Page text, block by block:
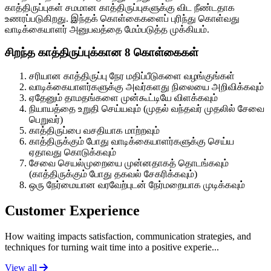
காத்திருப்புகள் சமமான காத்திருப்புகளுக்கு விட நீண்டதாக
உணரப்படுகிறது. இந்தக் கொள்கைகளைப் புரிந்து கொள்வது
வாடிக்கையாளர் அனுபவத்தை மேம்படுத்த முக்கியம்.
சிறந்த காத்திருப்புக்கான 8 கொள்கைகள்
சரியான காத்திருப்பு நேர மதிப்பீடுகளை வழங்குங்கள்
வாடிக்கையாளர்களுக்கு அவர்களது நிலையை அறிவிக்கவும்
ஏதேனும் தாமதங்களை முன்கூட்டியே விளக்கவும்
நியாயத்தை உறுதி செய்யவும் (முதல் வந்தவர் முதலில் சேவை
பெறுவர்)
காத்திருப்பை வசதியாக மாற்றவும்
காத்திருக்கும் போது வாடிக்கையாளர்களுக்கு செய்ய
ஏதாவது கொடுக்கவும்
சேவை செயல்முறையை முன்னதாகத் தொடங்கவும்
(காத்திருக்கும் போது தகவல் சேகரிக்கவும்)
ஒரு நேர்மையான வரவேற்புடன் நேர்மறையாக முடிக்கவும்
Customer Experience
How waiting impacts satisfaction, communication strategies, and
techniques for turning wait time into a positive experie...
View all